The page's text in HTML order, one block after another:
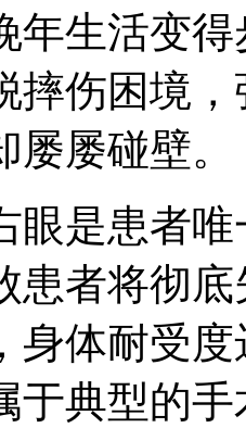
年生活变
摔伤困境
屡碰壁。
眼是患者
患者将彻
身体耐受
于典型的